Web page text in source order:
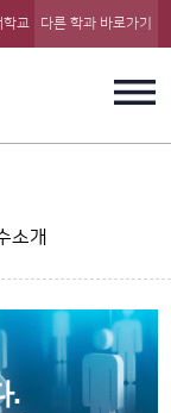
학교 다른 학과 바로가기
소개
.